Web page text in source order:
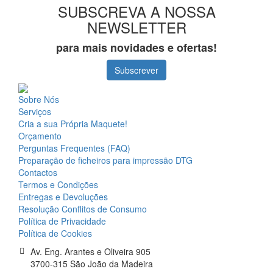
SUBSCREVA A NOSSA
NEWSLETTER
para mais novidades e ofertas!
Subscrever
Sobre Nós
Serviços
Cria a sua Própria Maquete!
Orçamento
Perguntas Frequentes (FAQ)
Preparação de ficheiros para impressão DTG
Contactos
Termos e Condições
Entregas e Devoluções
Resolução Conflitos de Consumo
Política de Privacidade
Política de Cookies
Av. Eng. Arantes e Oliveira 905
3700-315 São João da Madeira